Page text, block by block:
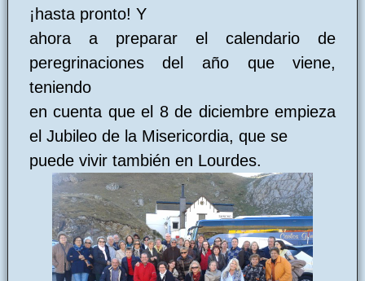
¡hasta pronto! Y
ahora a preparar el calendario de
peregrinaciones del año que viene,
teniendo
en cuenta que el 8 de diciembre empieza
el Jubileo de la Misericordia, que se
puede vivir también en Lourdes.